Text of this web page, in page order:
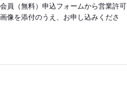
員（無料）申込フォームから営業許可
像を添付のうえ、お申し込みくださ